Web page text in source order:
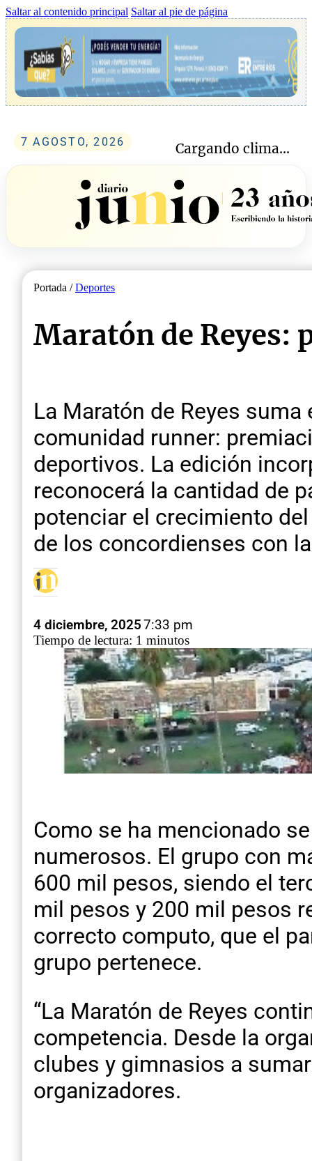
Saltar al contenido principal Saltar al pie de página
7 AGOSTO, 2026 Cargando clima...
Portada /Deportes
Maratón de Reyes:
La Maratón de Reyes
comunidad runner:
deportivos. La edición
reconocerá la cantidad de
potenciar el crecimiento
de los concordienses con
4 diciembre, 20257:33 pm
Tiempo de lectura: 1 minutos
Como se ha mencionado
numerosos. El grupo con
600 mil pesos, siendo el
mil pesos y 200 mil pesos
correcto computo, que el
grupo pertenece.
“La Maratón de Reyes
competencia. Desde la
clubes y gimnasios a
organizadores.